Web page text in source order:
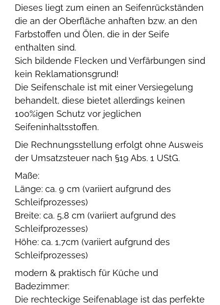
Dieses liegt zum einen an Seifenrückständen
die an der Oberfläche anhaften bzw. an den
Farbstoffen und Ölen, die in der Seife
enthalten sind.
Sich bildende Flecken und Verfärbungen sind
kein Reklamationsgrund!
Die Seifenschale ist mit einer Versiegelung
behandelt, diese bietet allerdings keinen
100%igen Schutz vor jeglichen
Seifeninhaltsstoffen.
Die Rechnungsstellung erfolgt ohne Ausweis
der Umsatzsteuer nach §19 Abs. 1 UStG.
Maße:
Länge: ca. 9 cm (variiert aufgrund des
Schleifprozesses)
Breite: ca. 5,8 cm (variiert aufgrund des
Schleifprozesses)
Höhe: ca. 1,7cm (variiert aufgrund des
Schleifprozesses)
modern & praktisch für Küche und
Badezimmer:
Die rechteckige Seifenablage ist das perfekte